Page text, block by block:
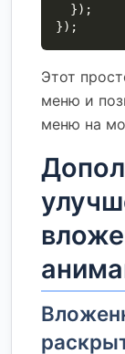
});
Этот
меню и
меню на